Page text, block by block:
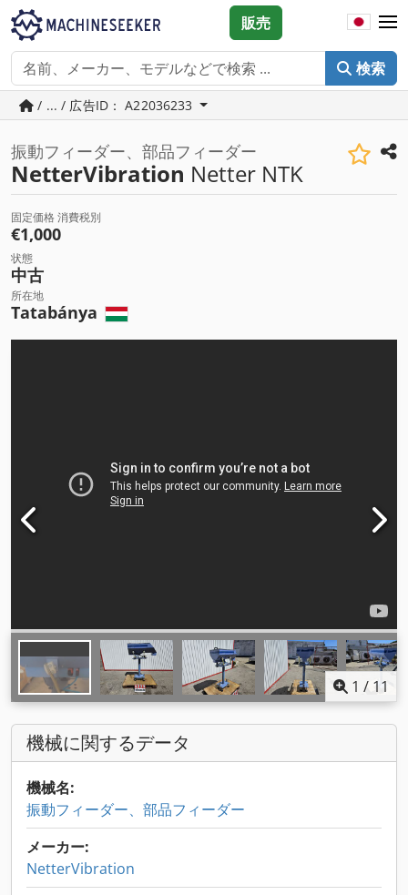
検索
販売
/ ... / 広告ID： A22036233
振動フィーダー、部品フィーダー
NetterVibration Netter NTK
固定価格 消費税別
€1,000
状態
中古
所在地
Tatabánya
1 / 11
機械に関するデータ
機械名:
振動フィーダー、部品フィーダー
メーカー:
NetterVibration